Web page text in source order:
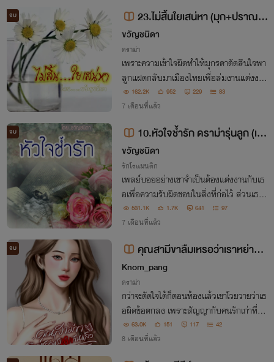
จบ
23.ไม่สิ้นใยเสน่หา (มุก+ปราณต์)
รุ่นลูก
ขวัญชนิดา
ดราม่า
เพราะความเข้าใจผิดทำให้มุกรดาตัดสินใจพา
ลูกแฝดกลับมาเมืองไทยเพื่อล่มงานแต่งงาน
ระหว่างปราณต์และไอยเรศ ทำให้ปราณต์ตก
ใจมากเพราะไม่เคยรู้ว่าก่อนจากไปมุกรดากำ
ลังตั้งท้องลูกตัวเองอยู่
162.2K 952 229 83
7 เดือนที่แล้ว
จบ
10.หัวใจช้ำรัก ดราม่ารุ่นลูก (เอ
วา+นนท์ ) มีE-book
ขวัญชนิดา
รักโรแมนติก
เพลย์บอยอย่างเขาจำเป็นต้องแต่งงานกับเธ
อเพื่อความรับผิดชอบในสิ่งที่ก่อไว้ ส่วนเธอไ
ด้แต่งงานกับคนที่ตัวเองรักเพราะเกิดท้องขึ้น
มาทั้งๆที่ยังเรียนไม่จบและต้องทำงานให้วงศ์
531.1K 1.7K 641 97
7 เดือนที่แล้ว
จบ
คุณสามีขาลืมเหรอว่าเราหย่ากัน
แล้ว
Knom_pang
ดราม่า
กว่าจะตัดใจได้ก็ตอนท้องแล้วเขาโวยวายว่าเธ
อผิดข้อตกลง เพราะสัญญากับคนรักเก่าที่ตา
ยไปว่าจะไม่มีลูกอีก แล้วเธอกับลูกเป็นตัวอะ
ไร ส่วนเกินในชีวิตอย่างนั้นเหรอ เมื่อมีค่าน้อ
63.0K 151 117 42
8 เดือนที่แล้ว